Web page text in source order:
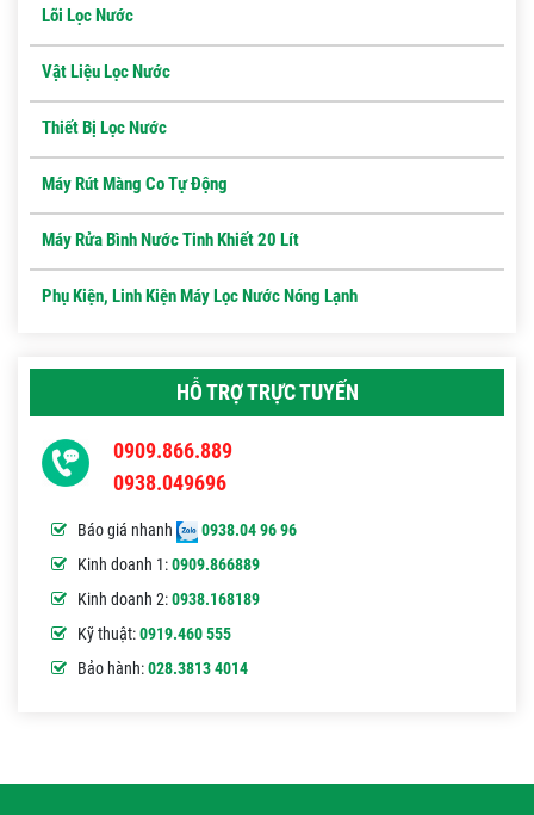
Lõi Lọc Nước
Vật Liệu Lọc Nước
Thiết Bị Lọc Nước
Máy Rút Màng Co Tự Động
Máy Rửa Bình Nước Tinh Khiết 20 Lít
Phụ Kiện, Linh Kiện Máy Lọc Nước Nóng Lạnh
HỖ TRỢ TRỰC TUYẾN
0909.866.889
0938.049696
Báo giá nhanh
0938.04 96 96
Kinh doanh 1:0909.866889
Kinh doanh 2:0938.168189
Kỹ thuật:0919.460 555
Bảo hành:028.3813 4014